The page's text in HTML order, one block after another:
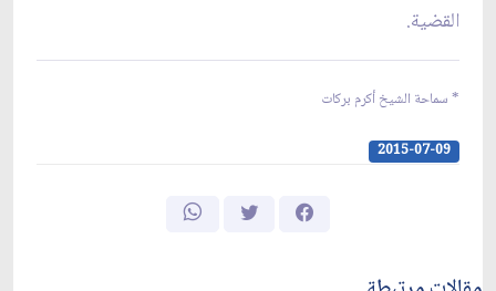
القضية.
* سماحة الشيخ أكرم بركات
2015-07-09